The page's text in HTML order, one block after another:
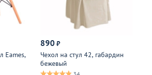
Eames,
890 ₽
Чехол на стул 42, габардин
бежевый